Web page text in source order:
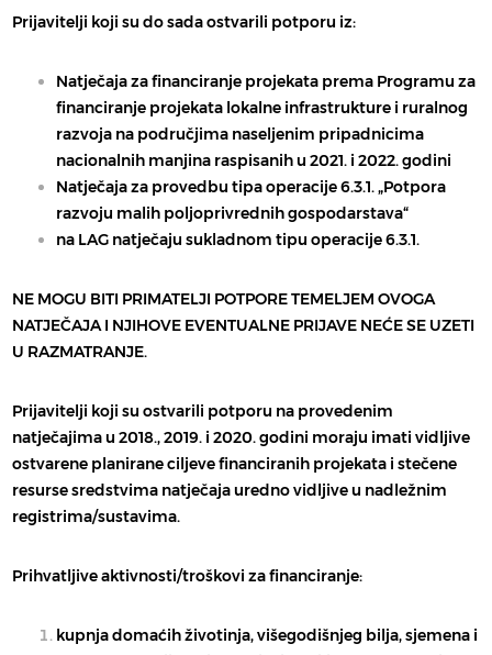
Prijavitelji koji su do sada ostvarili potporu iz:
Natječaja za financiranje projekata prema Programu za
financiranje projekata lokalne infrastrukture i ruralnog
razvoja na područjima naseljenim pripadnicima
nacionalnih manjinaraspisanih u 2021. i 2022. godini
Natječaja za provedbu tipa operacije6.3.1. „Potpora
razvoju malih poljoprivrednih gospodarstava“
na LAG natječaju sukladnom tipu operacije6.3.1.
NE MOGU BITI PRIMATELJI POTPORE TEMELJEM OVOGA
NATJEČAJA I NJIHOVE EVENTUALNE PRIJAVE NEĆE SE UZETI
U RAZMATRANJE.
Prijavitelji koji su ostvarili potporu na provedenim
natječajima u 2018., 2019. i 2020. godini moraju imati vidljive
ostvarene planirane ciljeve financiranih projekata i stečene
resurse sredstvima natječaja uredno vidljive u nadležnim
registrima/sustavima.
Prihvatljive aktivnosti/troškovi za financiranje:
kupnja domaćihživotinja, višegodišnjeg bilja, sjemena i